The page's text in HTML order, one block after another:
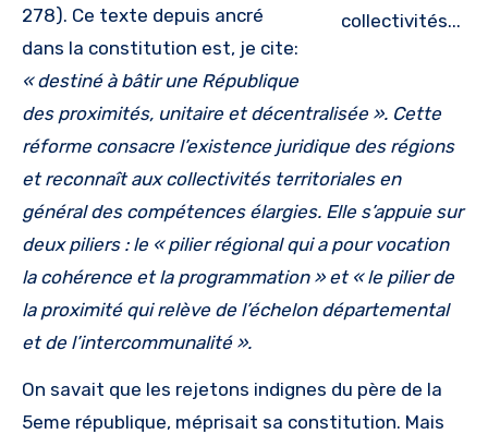
collectivités...
278). Ce texte depuis ancré
dans la constitution est, je cite:
« destiné à bâtir une République
des proximités, unitaire et décentralisée ». Cette
réforme consacre l’existence juridique des régions
et reconnaît aux collectivités territoriales en
général des compétences élargies. Elle s’appuie sur
deux piliers : le « pilier régional qui a pour vocation
la cohérence et la programmation » et « le pilier de
la proximité qui relève de l’échelon départemental
et de l’intercommunalité ».
On savait que les rejetons indignes du père de la
5eme république, méprisait sa constitution. Mais